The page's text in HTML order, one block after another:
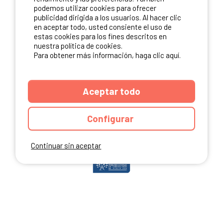
NUESTROS PARTNERS
Continuar sin aceptar
podemos utilizar cookies para ofrecer
publicidad dirigida a los usuarios. Al hacer clic
en aceptar todo, usted consiente el uso de
estas cookies para los fines descritos en
nuestra política de cookies.
Para obtener más información, haga clic aquí.
Aceptar todo
Configurar